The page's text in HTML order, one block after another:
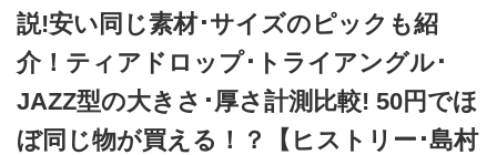
説!安い同じ素材･サイズのピックも紹
介！ティアドロップ･トライアングル･
JAZZ型の大きさ･厚さ計測比較! 50円でほ
ぼ同じ物が買える！？【ヒストリー･島村